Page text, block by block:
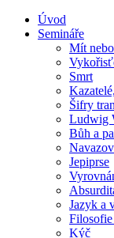
Úvod
Semináře
Mít
Smrt
Šifry
Ludwig
Bůh a
Jepiprse
Jazyk a
Kýč